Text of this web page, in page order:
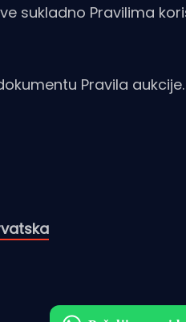
sukladno Pravilima
Pravila aukcije.